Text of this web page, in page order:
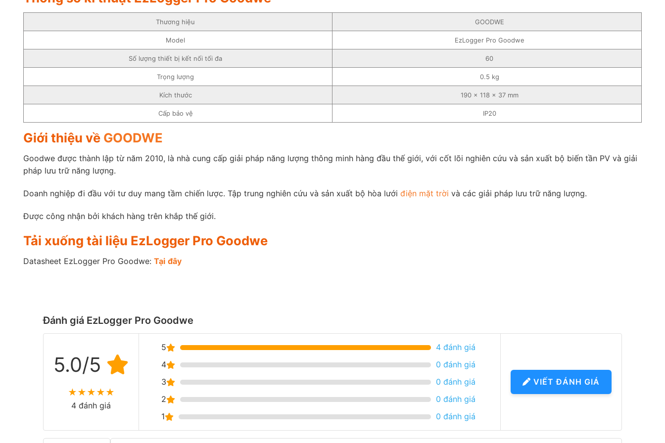
Thương hiệu GOODWE
Model EzLogger Pro Goodwe
Số lượng thiết bị kết nối tối đa 60
Trọng lượng 0.5 kg
Kích thước 190 × 118 × 37 mm
Cấp bảo vệ IP20
Giới thiệu về GOODWE
Goodwe được thành lập từ năm 2010, là nhà cung cấp giải pháp năng lượng thông minh hàng đầu thế giới, với cốt lõi nghiên cứu và sản xuất bộ biến tần PV và giải
pháp lưu trữ năng lượng.
Doanh nghiệp đi đầu với tư duy mang tầm chiến lược. Tập trung nghiên cứu và sản xuất bộ hòa lưới điện mặt trời và các giải pháp lưu trữ năng lượng.
Được công nhận bởi khách hàng trên khắp thế giới.
Tải xuống tài liệu EzLogger Pro Goodwe
Datasheet EzLogger Pro Goodwe: Tại đây
Đánh giá EzLogger Pro Goodwe
5.0/5
★★★★★
4 đánh giá
5
4 đánh giá
4
0 đánh giá
3
0 đánh giá
2
0 đánh giá
1
0 đánh giá
VIẾT ĐÁNH GIÁ